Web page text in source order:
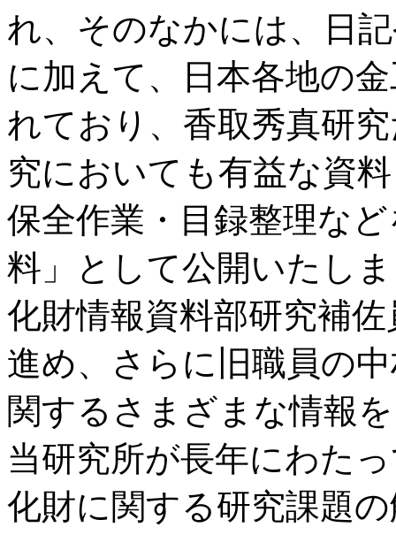
れ、そのなかには、日
に加えて、日本各地の
れており、香取秀真研
究においても有益な資
保全作業・目録整理な
料」として公開いたし
化財情報資料部研究補
進め、さらに旧職員の
関するさまざまな情報
当研究所が長年にわた
化財に関する研究課題